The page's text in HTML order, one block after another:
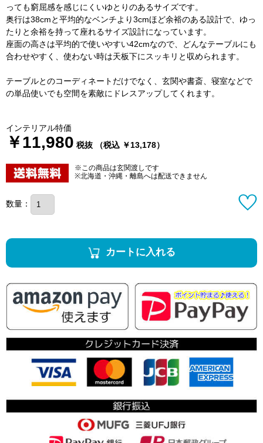
っても窮屈感を感じにくいゆとりのあるサイズです。
奥行は38cmと平均的なベンチより3cmほど余裕のある設計で、ゆっ
たりと余裕を持って座れるサイズ設計になっています。
座面の高さは平均的で使いやすい42cmなので、どんなテーブルにも
合わせやすく、使わない時は天板下にスッキリと収められます。
テーブルとのコーディネートだけでなく、玄関や書斎、寝室などで
の単品使いでも空間を素敵にドレスアップしてくれます。
インテリアル特価
￥11,980 税抜 （税込 ￥13,178）
※この商品は玄関渡しです
※北海道・沖縄・離島へは配送できません
数量：
カートに入れる